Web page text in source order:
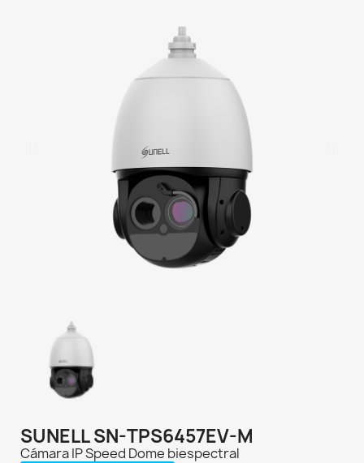
SUNELL SN-TPS6457EV-M
Cámara IP Speed Dome biespectral